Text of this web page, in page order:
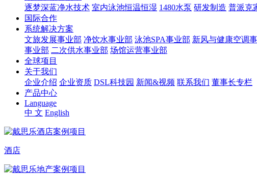
逐梦深蓝净水技术 室内泳池恒温恒湿 1480水泵 研发制造 普派克
国际合作
系统解决方案
文旅发展事业部 净饮水事业部 泳池SPA事业部 新风与健康空调
事业部 二次供水事业部 场馆运营事业部
全球项目
关于我们
企业介绍 企业资质 DSL科技园 新闻&视频 联系我们 董事长专栏
产品中心
Language
中 文 English
酒店